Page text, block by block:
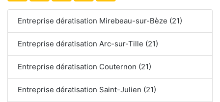
Entreprise dératisation Mirebeau-sur-Bèze (21)
Entreprise dératisation Arc-sur-Tille (21)
Entreprise dératisation Couternon (21)
Entreprise dératisation Saint-Julien (21)